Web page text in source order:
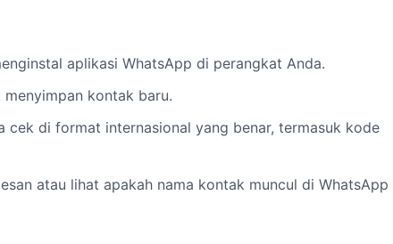
aplikasi WhatsApp di perangkat Anda.
kontak baru.
cek di format internasional yang benar, termasuk kode
atau lihat apakah nama kontak muncul di WhatsApp